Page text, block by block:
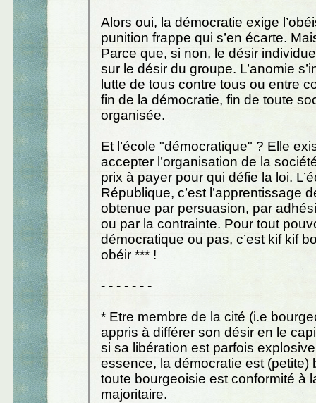
Alors oui, la démocratie exige
punition frappe qui s’en écarte.
Parce que, si non, le désir
sur le désir du groupe. L’anomie
lutte de tous contre tous ou entre
fin de la démocratie, fin de toute
organisée.
Et l’école "démocratique" ? Elle
accepter l’organisation de la
prix à payer pour qui défie la loi.
République, c’est l’apprentissage
obtenue par persuasion, par
ou par la contrainte. Pour tout
démocratique ou pas, c’est kif kif
obéir *** !
- - - - - - -
* Etre membre de la cité (i.e
appris à différer son désir en le
si sa libération est parfois
essence, la démocratie est (petite)
toute bourgeoisie est conformité à
majoritaire.